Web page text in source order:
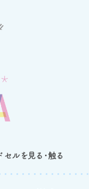
セルを 見る・触る